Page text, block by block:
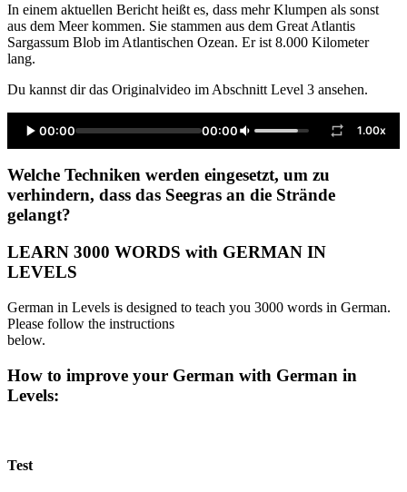
In einem aktuellen Bericht heißt es, dass mehr Klumpen als sonst
aus dem Meer kommen. Sie stammen aus dem Great Atlantis
Sargassum Blob im Atlantischen Ozean. Er ist 8.000 Kilometer
lang.
Du kannst dir das Originalvideo im Abschnitt Level 3 ansehen.
00:00 00:00 1.00x
Welche Techniken werden eingesetzt, um zu
verhindern, dass das Seegras an die Strände
gelangt?
LEARN 3000 WORDS with GERMAN IN
LEVELS
German in Levels is designed to teach you 3000 words in German.
Please follow the instructions
below.
How to improve your German with German in
Levels:
Test